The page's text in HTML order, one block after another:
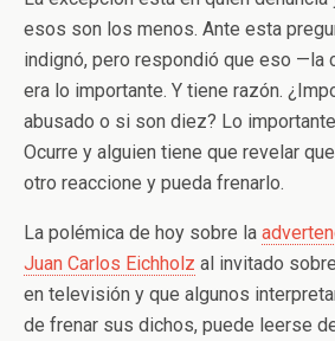
esos son los menos. Ante esta
indignó, pero respondió que eso —la
era lo importante. Y tiene razón.
abusado o si son diez? Lo
Ocurre y alguien tiene que revelar
otro reaccione y pueda frenarlo.
La polémica de hoy sobre la
Juan Carlos Eichholz al invitado
en televisión y que algunos
de frenar sus dichos, puede leerse